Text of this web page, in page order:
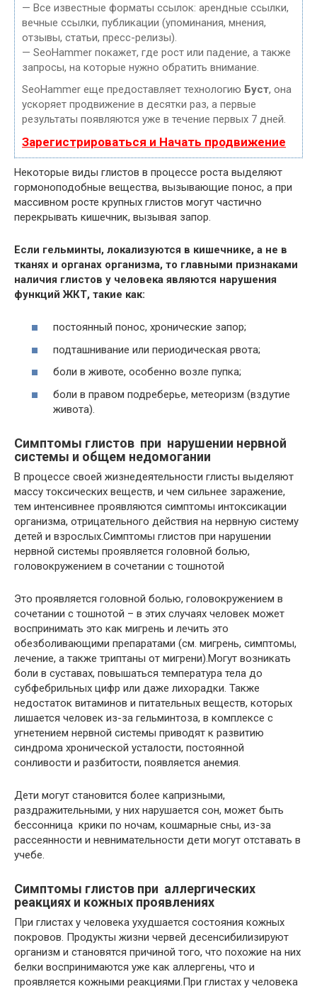
— Все известные форматы ссылок: арендные ссылки,
вечные ссылки, публикации (упоминания, мнения,
отзывы, статьи, пресс-релизы).
— SeoHammer покажет, где рост или падение, а также
запросы, на которые нужно обратить внимание.
SeoHammer еще предоставляет технологию Буст, она
ускоряет продвижение в десятки раз, а первые
результаты появляются уже в течение первых 7 дней.
Зарегистрироваться и Начать продвижение
Некоторые виды глистов в процессе роста выделяют
гормоноподобные вещества, вызывающие понос, а при
массивном росте крупных глистов могут частично
перекрывать кишечник, вызывая запор.
Если гельминты, локализуются в кишечнике, а не в
тканях и органах организма, то главными признаками
наличия глистов у человека являются нарушения
функций ЖКТ, такие как:
постоянный понос, хронические запор;
подташнивание или периодическая рвота;
боли в животе, особенно возле пупка;
боли в правом подреберье, метеоризм (вздутие
живота).
Симптомы глистов при нарушении нервной
системы и общем недомогании
В процессе своей жизнедеятельности глисты выделяют
массу токсических веществ, и чем сильнее заражение,
тем интенсивнее проявляются симптомы интоксикации
организма, отрицательного действия на нервную систему
детей и взрослых.Симптомы глистов при нарушении
нервной системы проявляется головной болью,
головокружением в сочетании с тошнотой
Это проявляется головной болью, головокружением в
сочетании с тошнотой – в этих случаях человек может
воспринимать это как мигрень и лечить это
обезболивающими препаратами (см. мигрень, симптомы,
лечение, а также триптаны от мигрени).Могут возникать
боли в суставах, повышаться температура тела до
субфебрильных цифр или даже лихорадки. Также
недостаток витаминов и питательных веществ, которых
лишается человек из-за гельминтоза, в комплексе с
угнетением нервной системы приводят к развитию
синдрома хронической усталости, постоянной
сонливости и разбитости, появляется анемия.
Дети могут становится более капризными,
раздражительными, у них нарушается сон, может быть
бессонница крики по ночам, кошмарные сны, из-за
рассеянности и невнимательности дети могут отставать в
учебе.
Симптомы глистов при аллергических
реакциях и кожных проявлениях
При глистах у человека ухудшается состояния кожных
покровов. Продукты жизни червей десенсибилизируют
организм и становятся причиной того, что похожие на них
белки воспринимаются уже как аллергены, что и
проявляется кожными реакциями.При глистах у человека